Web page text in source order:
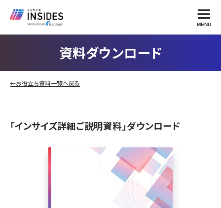
MENU
資料ダウンロード
←お役立ち資料一覧へ戻る
「インサイズ詳細ご説明資料」ダウンロード